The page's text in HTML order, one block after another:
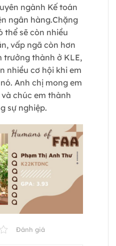
ngành Kế toán
ngân hàng.Chặng
thể sẽ còn nhiều
vấp ngã còn hơn
trưởng thành ở KLE,
nhiều cơ hội khi em
Anh chị mong em
chúc em thành
sự nghiệp.
Đánh giá